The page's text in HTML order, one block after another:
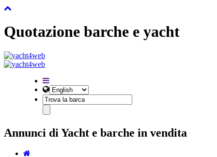
Quotazione barche e yacht
Annunci di Yacht e barche in vendita